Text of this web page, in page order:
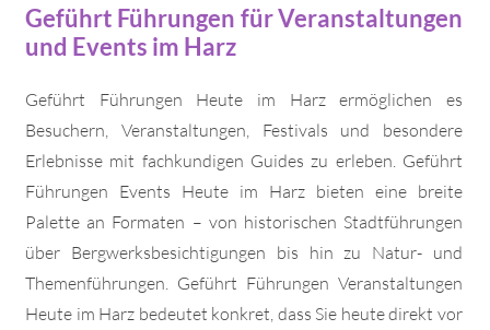
Geführt Führungen für Veranstaltungen
und Events im Harz
Geführt Führungen Heute im Harz ermöglichen es
Besuchern, Veranstaltungen, Festivals und besondere
Erlebnisse mit fachkundigen Guides zu erleben. Geführt
Führungen Events Heute im Harz bieten eine breite
Palette an Formaten – von historischen Stadtführungen
über Bergwerksbesichtigungen bis hin zu Natur- und
Themenführungen. Geführt Führungen Veranstaltungen
Heute im Harz bedeutet konkret, dass Sie heute direkt vor